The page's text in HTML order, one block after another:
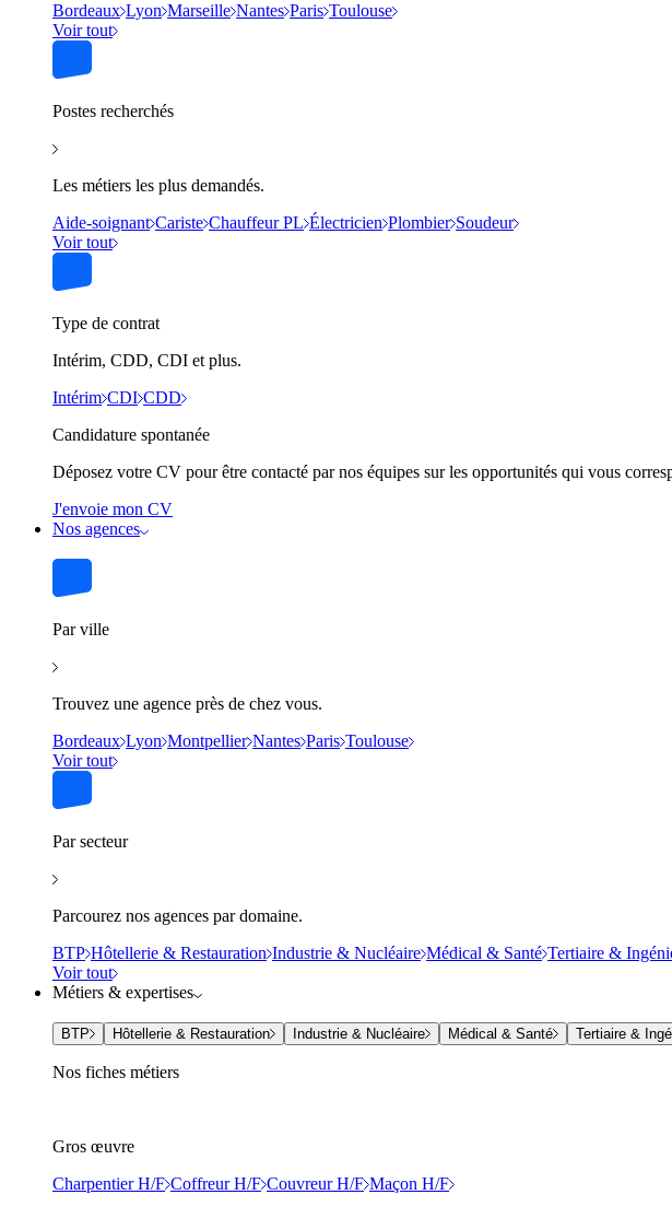
Bordeaux Lyon Marseille Nantes Paris Toulouse
Voir tout
Postes recherchés
Les métiers les plus demandés.
Aide-soignant Cariste Chauffeur PL Électricien Plombier Soudeur
Voir tout
Type de contrat
Intérim, CDD, CDI et plus.
Intérim CDI CDD
Candidature spontanée
Déposez votre CV pour être contacté par nos équipes sur les opportunités qui vous
J'envoie mon CV
Nos agences
Par ville
Trouvez une agence près de chez vous.
Bordeaux Lyon Montpellier Nantes Paris Toulouse
Voir tout
Par secteur
Parcourez nos agences par domaine.
BTP Hôtellerie & Restauration Industrie & Nucléaire Médical & Santé Tertiaire &
Voir tout
Métiers & expertises
BTP Hôtellerie & Restauration Industrie & Nucléaire Médical & Santé Tertiaire &
Nos fiches métiers
Gros œuvre
Charpentier H/F Coffreur H/F Couvreur H/F Maçon H/F